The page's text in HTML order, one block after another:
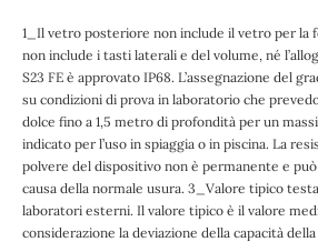
1_Il vetro posteriore non include il vetro per la
non include i tasti laterali e del volume, né
S23 FE è approvato IP68. L’assegnazione del
su condizioni di prova in laboratorio che
dolce fino a 1,5 metro di profondità per un
indicato per l’uso in spiaggia o in piscina. La
polvere del dispositivo non è permanente e
causa della normale usura. 3_Valore tipico
laboratori esterni. Il valore tipico è il valore
considerazione la deviazione della capacità